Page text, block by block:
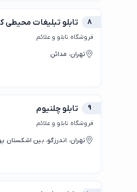
8 تابلو‌‌‌ تبلیغات محیطی
فروشگاه تابلو و علائم
تهران، مدائن
9 تابلو چلنیوم
فروشگاه تابلو و علائم
تهران، اندرزگو، بین اشکستان